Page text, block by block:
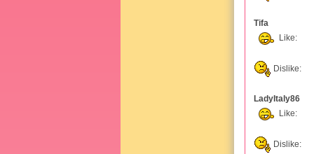
Tifa
Like:
Dislike:
LadyItaly86
Like:
Dislike: